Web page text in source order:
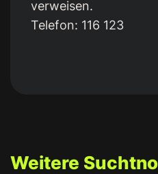
verweisen.
Telefon: 116 123
Weitere